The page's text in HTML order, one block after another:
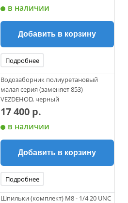
в наличии
Добавить в корзину
Подробнее
Водозаборник полиуретановый
малая серия (заменяет 853)
VEZDEHOD, черный
17 400 р.
в наличии
Добавить в корзину
Подробнее
Шпильки (комплект) М8 - 1/4 20 UNC